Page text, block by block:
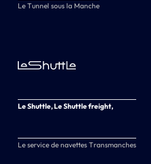
Le Tunnel sous la Manche
Le Shuttle, Le Shuttle freight,
Le service de navettes Transmanches